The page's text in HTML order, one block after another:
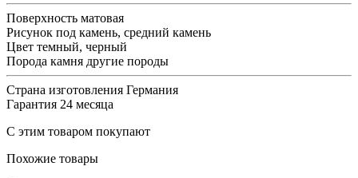
Поверхность матовая
Рисунок под камень, средний камень
Цвет темный, черный
Порода камня другие породы
Страна изготовления Германия
Гарантия 24 месяца
С этим товаром покупают
Похожие товары